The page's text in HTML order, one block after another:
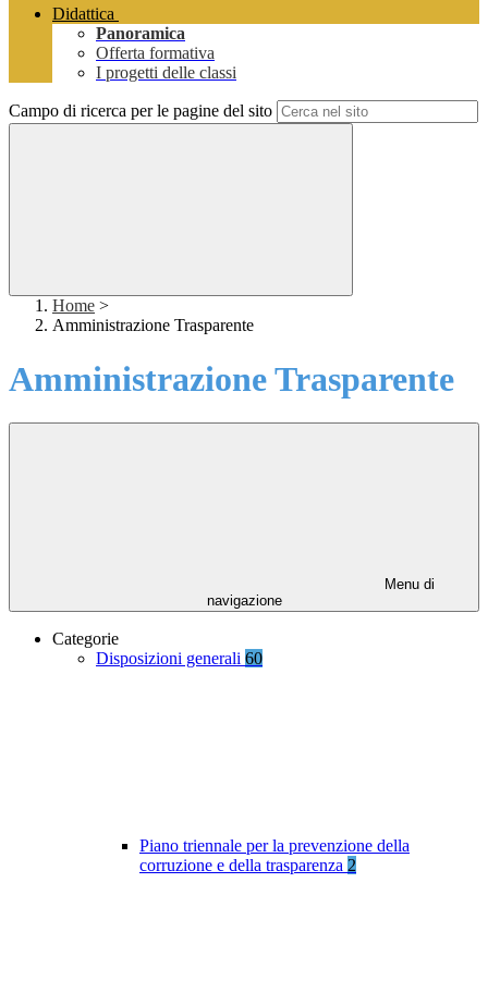
Didattica
Panoramica
Offerta formativa
I progetti delle classi
Campo di ricerca per le pagine del sito
Home >
Amministrazione Trasparente
Amministrazione Trasparente
Menu di
navigazione
Categorie
Disposizioni generali 60
Piano triennale per la prevenzione della
corruzione e della trasparenza 2